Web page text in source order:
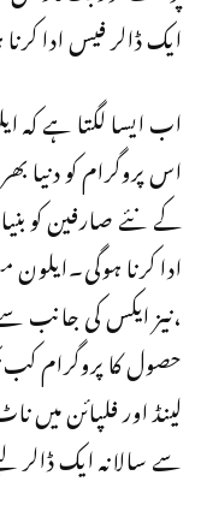
ایک ڈالر فیس ادا
اب ایسا لگتا ہے کہ
اس پروگرام کو دنیا
کے نئے صارفین کو
ادا کرنا ہوگی۔ایلون
،نیز ایکس کی جانب
حصول کا پروگرام کب
لینڈ اور فلپائن
سے سالانہ ایک ڈالر